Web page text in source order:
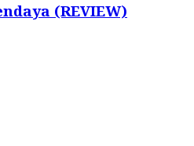
(REVIEW)